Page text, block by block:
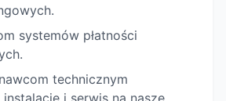
systemów płatności
technicznym
i serwis na nasze